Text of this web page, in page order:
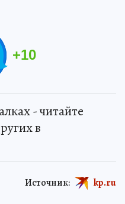
+10
- читайте
в
Источник: kp.ru